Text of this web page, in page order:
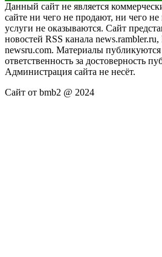
Данный сайт не является
сайте ни чего не продают, ни чего
услуги не оказываются. Сайт
новостей RSS канала news.rambler.ru,
newsru.com. Материалы публикуются
ответственность за достоверность
Администрация сайта не несёт.
Сайт от bmb2 @ 2024